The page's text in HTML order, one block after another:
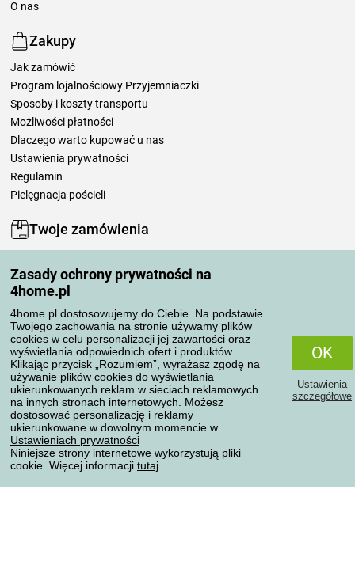
Zasady ochrony prywatności na
4home.pl
4home.pl dostosowujemy do Ciebie. Na podstawie
Twojego zachowania na stronie używamy plików
cookies w celu personalizacji jej zawartości oraz
wyświetlania odpowiednich ofert i produktów.
Klikając przycisk „Rozumiem”, wyrażasz zgodę na
używanie plików cookies do wyświetlania
ukierunkowanych reklam w sieciach reklamowych
na innych stronach internetowych. Możesz
dostosować personalizację i reklamy
ukierunkowane w dowolnym momencie w
Ustawieniach prywatności
Niniejsze strony internetowe wykorzystują pliki
cookie. Więcej informacji tutaj
OK
Ustawienia
szczegółowe
O nas
Zakupy
Jak zamówić
Program lojalnościowy Przyjemniaczki
Sposoby i koszty transportu
Możliwości płatności
Dlaczego warto kupować u nas
Ustawienia prywatności
Regulamin
Pielęgnacja pościeli
Twoje zamówienia
Moje zamówienia
Reklamacje
Odstąpienie od umowy
Zasady przetwarzania recenzji
Sposoby transportu
Metody płatności